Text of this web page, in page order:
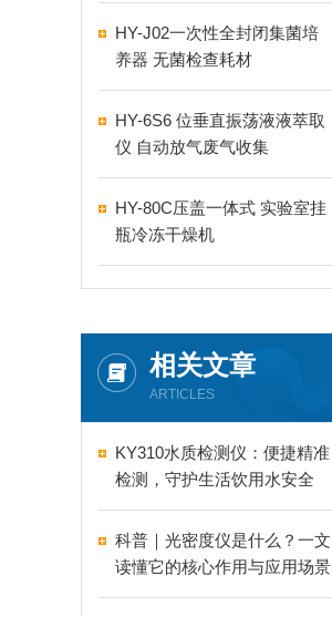
HY-J02一次性全封闭集菌培
养器 无菌检查耗材
HY-6S6 位垂直振荡液液萃取
仪 自动放气废气收集
HY-80C压盖一体式 实验室挂
瓶冷冻干燥机
相关文章
ARTICLES
KY310水质检测仪：便捷精准
检测，守护生活饮用水安全
科普｜光密度仪是什么？一文
读懂它的核心作用与应用场景